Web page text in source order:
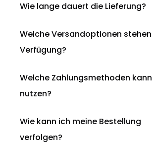
Wie lange dauert die Lieferung?
Welche Versandoptionen stehen
Verfügung?
Welche Zahlungsmethoden
nutzen?
Wie kann ich meine Bestellung
verfolgen?